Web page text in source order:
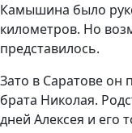
Камышина было
километров. Но
представилось.
Зато в Саратове он
брата Николая.
дней Алексея и его